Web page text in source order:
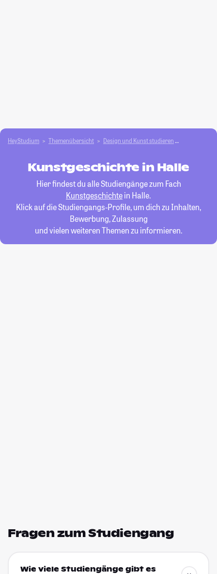
HeyStudium Themenübersicht Design und Kunst studieren
Kunstgeschichte in Halle
Hier findest du alle Studiengänge zum Fach
Kunstgeschichtein Halle.
Klick auf die Studiengangs-Profile, um dich zu Inhalten,
Bewerbung, Zulassung
und vielen weiteren Themen zu informieren.
Fragen zum Studiengang
Wie viele Studiengänge gibt es